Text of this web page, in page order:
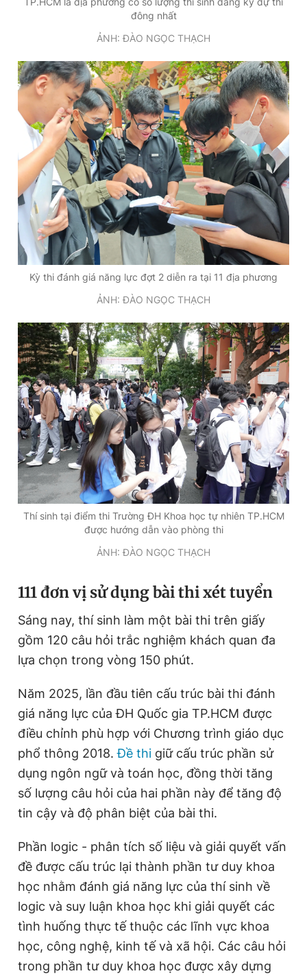
đông nhất
ẢNH: ĐÀO NGỌC THẠCH
Kỳ thi đánh giá năng lực đợt 2 diễn ra tại 11 địa phương
ẢNH: ĐÀO NGỌC THẠCH
Thí sinh tại điểm thi Trường ĐH Khoa học tự nhiên TP.HCM
được hướng dẫn vào phòng thi
ẢNH: ĐÀO NGỌC THẠCH
111 đơn vị sử dụng bài thi xét tuyển
Sáng nay, thí sinh làm một bài thi trên giấy
gồm 120 câu hỏi trắc nghiệm khách quan đa
lựa chọn trong vòng 150 phút.
Năm 2025, lần đầu tiên cấu trúc bài thi đánh
giá năng lực của ĐH Quốc gia TP.HCM được
điều chỉnh phù hợp với Chương trình giáo dục
phổ thông 2018.Đề thi giữ cấu trúc phần sử
dụng ngôn ngữ và toán học, đồng thời tăng
số lượng câu hỏi của hai phần này để tăng độ
tin cậy và độ phân biệt của bài thi.
Phần logic - phân tích số liệu và giải quyết vấn
đề được cấu trúc lại thành phần tư duy khoa
học nhằm đánh giá năng lực của thí sinh về
logic và suy luận khoa học khi giải quyết các
tình huống thực tế thuộc các lĩnh vực khoa
học, công nghệ, kinh tế và xã hội. Các câu hỏi
trong phần tư duy khoa học được xây dựng